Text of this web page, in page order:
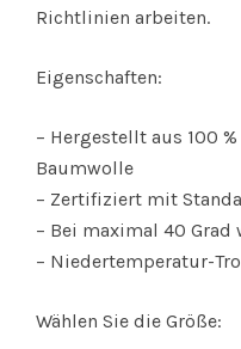
Richtlinien arbeiten.
Eigenschaften:
– Hergestellt aus 100
Baumwolle
– Zertifiziert mit
– Bei maximal 40 Grad
– Niedertemperatur-
Wählen Sie die Größe: